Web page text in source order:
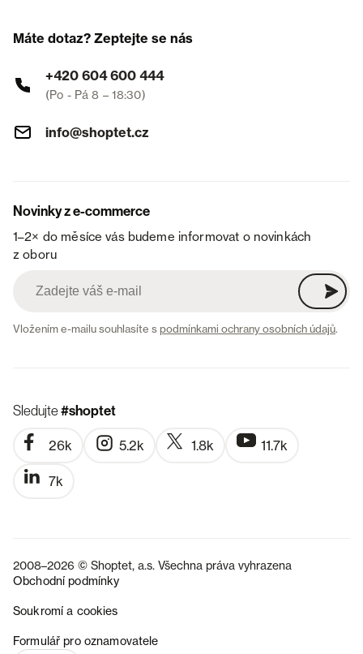
Máte dotaz? Zeptejte se nás
+420 604 600 444
(Po - Pá 8 – 18:30)
info@shoptet.cz
Novinky z e-commerce
1–2× do měsíce vás budeme informovat o novinkách
z oboru
Vložením e-mailu souhlasíte spodmínkami ochrany osobních údajů.
Sledujte#shoptet
26k 5.2k 1.8k 11.7k
7k
2008–2026 © Shoptet, a.s. Všechna práva vyhrazena
Obchodní podmínky
Soukromí a cookies
Formulář pro oznamovatele